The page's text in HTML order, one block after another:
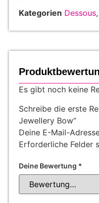
Kategorien Dessous,
Es gibt noch keine
Schreibe die erste
Jewellery Bow“
Deine E-Mail-
Erforderliche Felder
Deine Bewertung *